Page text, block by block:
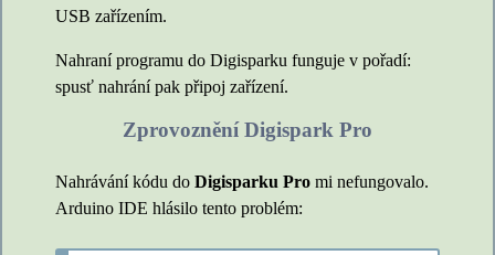
USB zařízením.
Nahraní programu do Digisparku funguje v pořadí:
spusť nahrání pak připoj zařízení.
Zprovoznění Digispark Pro
Nahrávání kódu do Digisparku Pro mi nefungovalo.
Arduino IDE hlásilo tento problém: